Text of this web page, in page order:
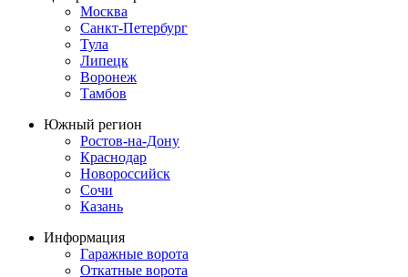
Москва
Санкт-Петербург
Тула
Липецк
Воронеж
Тамбов
Южный регион
Ростов-на-Дону
Краснодар
Новороссийск
Сочи
Казань
Информация
Гаражные ворота
Откатные ворота